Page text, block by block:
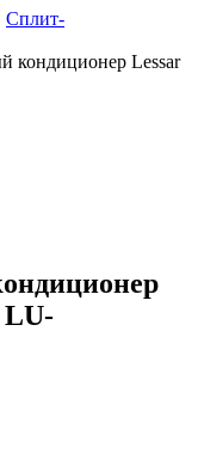
Сплит-
кондиционер Lessar
LU-